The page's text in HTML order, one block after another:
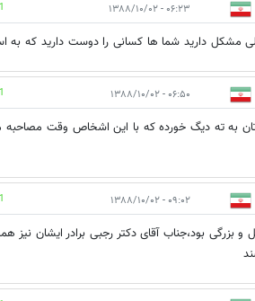
۰۶:۲۳ - ۱۳۸۸/۱۰/۰۲ 1
مشکل دارید شما ها کسانی را دوست دارید که به
۰۶:۵۰ - ۱۳۸۸/۱۰/۰۲ 1
به ته ديگ خورده كه با اين اشخاص وقت مصاحبه
۰۹:۰۲ - ۱۳۸۸/۱۰/۰۲ 1
بزرگی بود،جناب آقای دکتر رجبی برادر ایشان نیز